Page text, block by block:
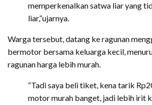
memperkenalkan satwa liar yang
liar,”ujarnya.
Warga tersebut, datang ke ragunan
bermotor bersama keluarga kecil,
ragunan harga lebih murah.
“Tadi saya beli tiket, kena tarik
motor murah banget, jadi lebih irit